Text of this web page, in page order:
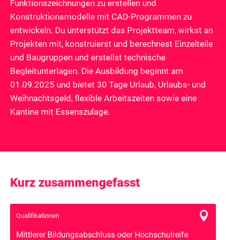
Funktionszeichnungen zu erstellen und
Konstruktionsmodelle mit CAD-Programmen zu
entwickeln. Du unterstützt das Projektteam, wirkst an
Projekten mit, konstruierst und berechnest Einzelteile
und Baugruppen und erstellst technische
Begleitunterlagen. Die Ausbildung beginnt am
01.09.2025 und bietet 30 Tage Urlaub, Urlaubs- und
Weihnachtsgeld, flexible Arbeitszeiten sowie eine
Kantine mit Essenszulage.
Kurz zusammengefasst
Qualifikationen 
Mittlerer Bildungsabschluss oder Hochschulreife